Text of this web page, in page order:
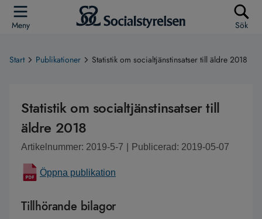
Meny Sök
Start Publikationer Statistik om socialtjänstinsatser till äldre 2018
Statistik om socialtjänstinsatser till
äldre 2018
Artikelnummer: 2019-5-7 Publicerad: 2019-05-07
Öppna publikation
Tillhörande bilagor